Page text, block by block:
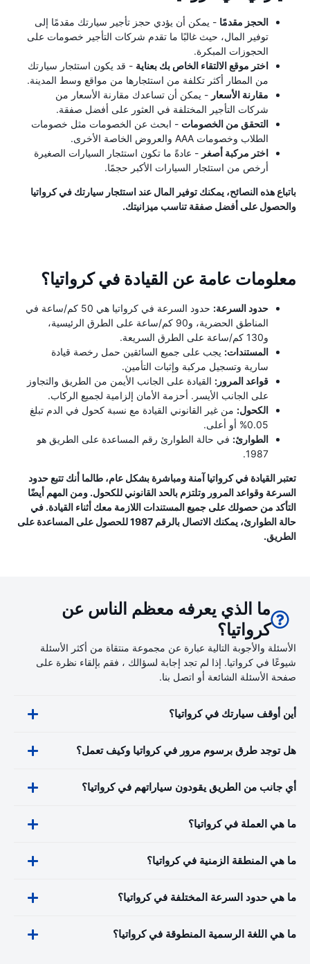
الحجز مقدمًا - يمكن أن يؤدي حجز تأجير سيارتك مقدمًا إلى
توفير المال، حيث غالبًا ما تقدم شركات التأجير خصومات على
الحجوزات المبكرة.
اختر موقع الالتقاء الخاص بك بعناية - قد يكون استئجار سيارتك
من المطار أكثر تكلفة من استئجارها من مواقع وسط المدينة.
مقارنة الأسعار - يمكن أن تساعدك مقارنة الأسعار من
شركات التأجير المختلفة في العثور على أفضل صفقة.
التحقق من الخصومات - ابحث عن الخصومات مثل خصومات
الطلاب وخصومات AAA والعروض الخاصة الأخرى.
اختر مركبة أصغر - عادةً ما تكون استئجار السيارات الصغيرة
أرخص من استئجار السيارات الأكبر حجمًا.
باتباع هذه النصائح، يمكنك توفير المال عند استئجار سيارتك في كرواتيا
والحصول على أفضل صفقة تناسب ميزانيتك.
معلومات عامة عن القيادة في كرواتيا؟
حدود السرعة:
حدود السرعة في كرواتيا هي 50 كم/ساعة في
المناطق الحضرية، و90 كم/ساعة على الطرق الرئيسية،
و130 كم/ساعة على الطرق السريعة.
المستندات: يجب على جميع السائقين حمل رخصة قيادة
سارية وتسجيل مركبة وإثبات التأمين.
قواعد المرور: القيادة على الجانب الأيمن من الطريق والتجاوز
على الجانب الأيسر. أحزمة الأمان إلزامية لجميع الركاب.
الكحول: من غير القانوني القيادة مع نسبة كحول في الدم تبلغ
0.05% أو أعلى.
الطوارئ: في حالة الطوارئ رقم المساعدة على الطريق هو
1987.
تعتبر القيادة في كرواتيا آمنة ومباشرة بشكل عام، طالما أنك تتبع حدود
السرعة وقواعد المرور وتلتزم بالحد القانوني للكحول. ومن المهم أيضًا
التأكد من حصولك على جميع المستندات اللازمة معك أثناء القيادة. في
حالة الطوارئ، يمكنك الاتصال بالرقم 1987 للحصول على المساعدة على
الطريق.
ما الذي يعرفه معظم الناس عن
كرواتيا؟
الأسئلة والأجوبة التالية عبارة عن مجموعة منتقاة من أكثر الأسئلة
شيوعًا في كرواتيا. إذا لم تجد إجابة لسؤالك ، فقم بإلقاء نظرة على
صفحة الأسئلة الشائعة أو اتصل بنا.
أين أوقف سيارتك في كرواتيا؟
هل توجد طرق برسوم مرور في كرواتيا وكيف تعمل؟
أي جانب من الطريق يقودون سياراتهم في كرواتيا؟
ما هي العملة في كرواتيا؟
ما هي المنطقة الزمنية في كرواتيا؟
ما هي حدود السرعة المختلفة في كرواتيا؟
ما هي اللغة الرسمية المنطوقة في كرواتيا؟